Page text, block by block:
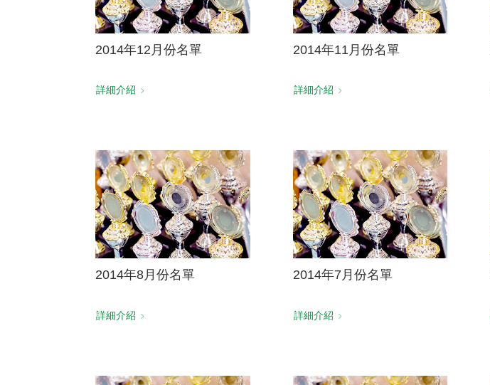
2014年12月份名單
詳細介紹
2014年11月份名單
詳細介紹
2014年8月份名單
詳細介紹
2014年7月份名單
詳細介紹